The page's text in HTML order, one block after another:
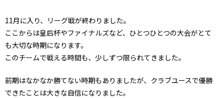
11月に入り、リーグ戦が終わりました。
ここからは皇后杯やファイナルズなど、ひとつひとつの大会がとて
も大切な時期になります。
このチームで戦える時間も、少しずつ限られてきました。
前期はなかなか勝てない時期もありましたが、クラブユースで優勝
できたことは大きな自信になりました。